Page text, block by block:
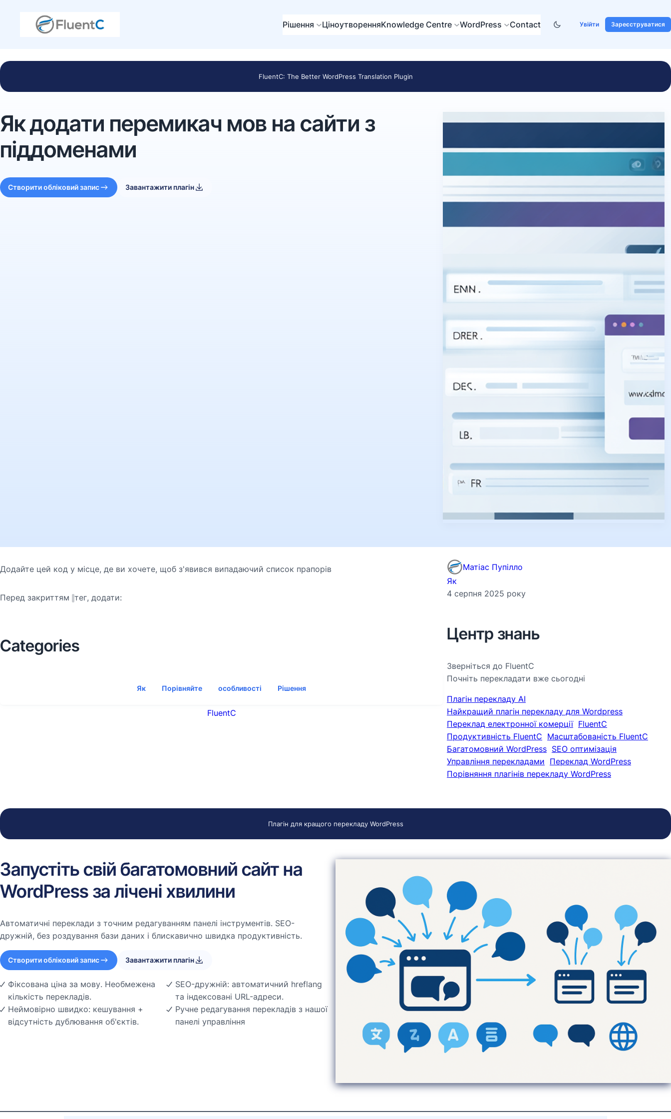
Рішення ЦіноутворенняKnowledge Centre WordPress Contact Увійти Зареєструватися
FluentC: The Better WordPress Translation Plugin
Як додати перемикач мов на сайти з
піддоменами
Створити обліковий запис Завантажити плагін
Додайте цей код у місце, де ви хочете, щоб з'явився випадаючий список прапорів
Перед закриттям тег, додати:
Categories
Як Порівняйте особливості Рішення
FluentC
Матіас Пупілло
Як
4 серпня 2025 року
Центр знань
Зверніться до FluentC
Почніть перекладати вже сьогодні
Плагін перекладу AI
Найкращий плагін перекладу для Wordpress
Переклад електронної комерції FluentC
Продуктивність FluentC Масштабованість FluentC
Багатомовний WordPress SEO оптимізація
Управління перекладами Переклад WordPress
Порівняння плагінів перекладу WordPress
Плагін для кращого перекладу WordPress
Запустіть свій багатомовний сайт на
WordPress за лічені хвилини
Автоматичні переклади з точним редагуванням панелі інструментів. SEO-
дружній, без роздування бази даних і блискавично швидка продуктивність.
Створити обліковий запис Завантажити плагін
Фіксована ціна за мову. Необмежена
кількість перекладів.
Неймовірно швидко: кешування +
відсутність дублювання об'єктів.
SEO-дружній: автоматичний hreflang
та індексовані URL-адреси.
Ручне редагування перекладів з нашої
панелі управління